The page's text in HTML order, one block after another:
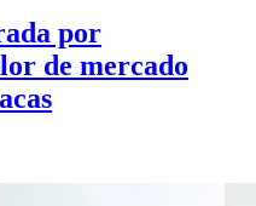
por
de mercado